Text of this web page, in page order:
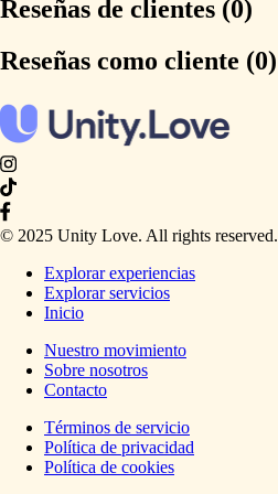
Reseñas de clientes (0)
Reseñas como cliente (0)
© 2025 Unity Love. All rights reserved.
Explorar experiencias
Explorar servicios
Inicio
Nuestro movimiento
Sobre nosotros
Contacto
Términos de servicio
Política de privacidad
Política de cookies